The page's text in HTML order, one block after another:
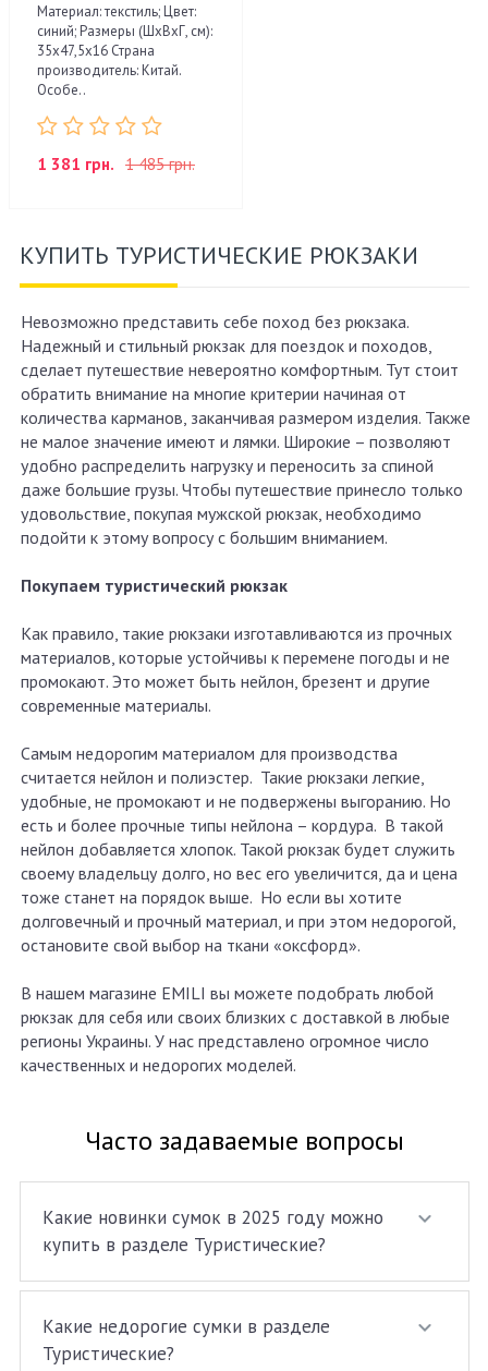
Материал: текстиль; Цвет:
синий; Размеры (ШхВхГ, см):
35х47,5х16 Страна
производитель: Китай.
Особе..
1 381 грн. 1 485 грн.
КУПИТЬ ТУРИСТИЧЕСКИЕ РЮКЗАКИ
Невозможно представить себе поход без рюкзака.
Надежный и стильный рюкзак для поездок и походов,
сделает путешествие невероятно комфортным. Тут стоит
обратить внимание на многие критерии начиная от
количества карманов, заканчивая размером изделия. Также
не малое значение имеют и лямки. Широкие – позволяют
удобно распределить нагрузку и переносить за спиной
даже большие грузы. Чтобы путешествие принесло только
удовольствие, покупая мужской рюкзак, необходимо
подойти к этому вопросу с большим вниманием.
Покупаем туристический рюкзак
Как правило, такие рюкзаки изготавливаются из прочных
материалов, которые устойчивы к перемене погоды и не
промокают. Это может быть нейлон, брезент и другие
современные материалы.
Самым недорогим материалом для производства
считается нейлон и полиэстер. Такие рюкзаки легкие,
удобные, не промокают и не подвержены выгоранию. Но
есть и более прочные типы нейлона – кордура. В такой
нейлон добавляется хлопок. Такой рюкзак будет служить
своему владельцу долго, но вес его увеличится, да и цена
тоже станет на порядок выше. Но если вы хотите
долговечный и прочный материал, и при этом недорогой,
остановите свой выбор на ткани «оксфорд».
В нашем магазине EMILI вы можете подобрать любой
рюкзак для себя или своих близких с доставкой в любые
регионы Украины. У нас представлено огромное число
качественных и недорогих моделей.
Часто задаваемые вопросы
Какие новинки сумок в 2025 году можно
купить в разделе Туристические?
Какие недорогие сумки в разделе
Туристические?